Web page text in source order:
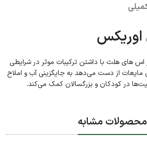
های هلث با داشتن ترکیبات موثر در شرایطی
مایعات از دست می‌دهد به جایگزینی آب و املاح
در کودکان و بزرگسالان کمک می‌کند.
محصولات مشابه